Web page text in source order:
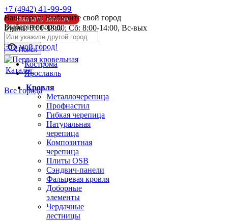
Ваш город: Выбирите свой город
Выберите город:
Это мой город!
Кострома
Ярославль
Все города
+7 (4942) 41-99-99
Заказать звонок
Будни: 8:00-18:00; Сб: 8:00-14:00, Вс-вых
info@pk44.ru
Поиск
Каталог
Кровля
Металлочерепица
Профнастил
Гибкая черепица
Натуральная
черепица
Композитная
черепица
Плиты OSB
Сэндвич-панели
Фальцевая кровля
Доборные
элементы
Чердачные
лестницы